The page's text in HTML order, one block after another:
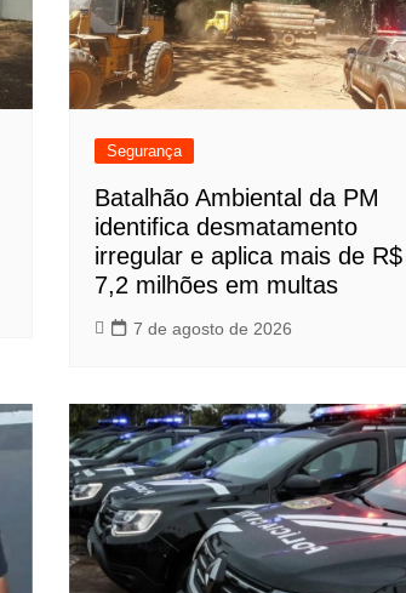
Segurança
Batalhão Ambiental da PM
identifica desmatamento
irregular e aplica mais de R$
7,2 milhões em multas
7 de agosto de 2026